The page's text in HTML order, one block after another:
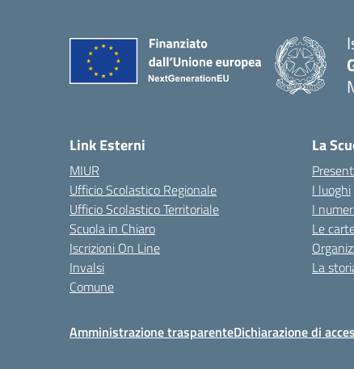
Link Esterni
MIUR
Ufficio Scolastico Regionale
Ufficio Scolastico Territoriale
Scuola in Chiaro
Iscrizioni On Line
Invalsi
Comune
La
I luoghi
I
Le
La
Amministrazione trasparenteDichiarazione di